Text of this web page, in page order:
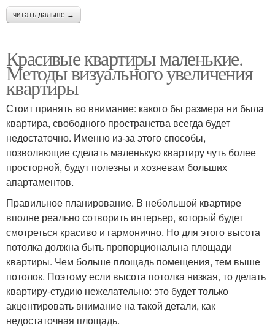
читать дальше →
Красивые квартиры маленькие.
Методы визуального увеличения
квартиры
Стоит принять во внимание: какого бы размера ни была
квартира, свободного пространства всегда будет
недостаточно. Именно из-за этого способы,
позволяющие сделать маленькую квартиру чуть более
просторной, будут полезны и хозяевам больших
апартаментов.
Правильное планирование. В небольшой квартире
вполне реально сотворить интерьер, который будет
смотреться красиво и гармонично. Но для этого высота
потолка должна быть пропорциональна площади
квартиры. Чем больше площадь помещения, тем выше
потолок. Поэтому если высота потолка низкая, то делать
квартиру-студию нежелательно: это будет только
акцентировать внимание на такой детали, как
недостаточная площадь.